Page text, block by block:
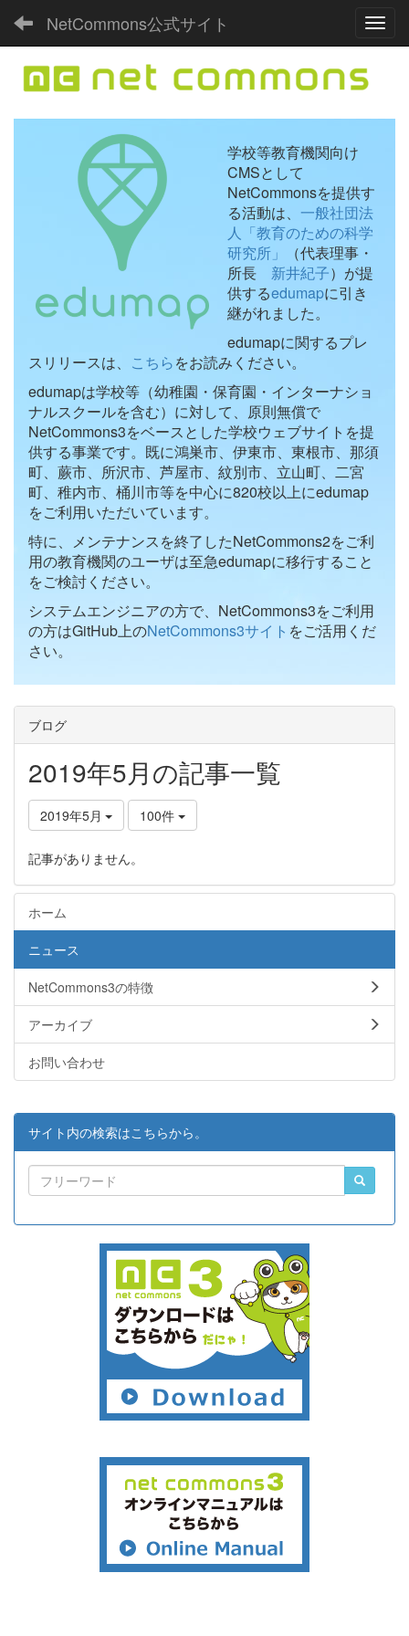
NetCommons公式サイト
学校等教育機関向け
CMSとして
NetCommonsを提供す
る活動は、 一般社団法
人「教育のための科学
研究所」
（代表理事・
所長 新井紀子）が提
供するedumapに引き
継がれました。
edumapに関するプレ
スリリースは、 こちらをお読みください。
edumapは学校等（幼稚園・保育園・インターナショ
ナルスクールを含む）に対して、原則無償で
NetCommons3をベースとした学校ウェブサイトを提
供する事業です。既に鴻巣市、伊東市、東根市、那須
町、蕨市、所沢市、芦屋市、紋別市、立山町、二宮
町、稚内市、桶川市等を中心に820校以上にedumap
をご利用いただいています。
特に、メンテナンスを終了したNetCommons2をご利
用の教育機関のユーザは至急edumapに移行すること
をご検討ください。
システムエンジニアの方で、NetCommons3をご利用
の方はGitHub上のNetCommons3サイト をご活用くだ
さい。
ブログ
2019年5月の記事一覧
2019年5月 100件
記事がありません。
ホーム
ニュース
NetCommons3の特徴
アーカイブ
お問い合わせ
サイト内の検索はこちらから。